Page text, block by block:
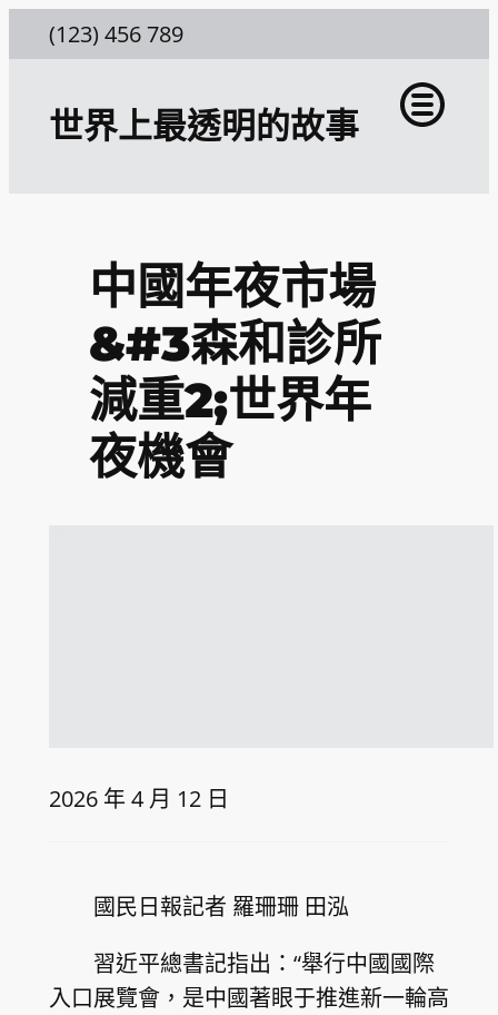
至
(123) 456 789
世界上最透明的故事
中國年夜市場
&#3森和診所
減重2;世界年
夜機會
2026 年 4 月 12 日
國民日報記者 羅珊珊 田泓
習近平總書記指出：“舉行中國國際
入口展覽會，是中國著眼于推進新一輪高